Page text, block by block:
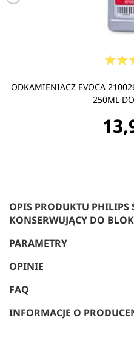
ODKAMIENIACZ EVOCA
250ML
OPIS PRODUKTU
KONSERWUJĄCY DO
PARAMETRY
OPINIE
FAQ
INFORMACJE O